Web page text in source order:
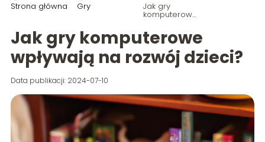
Strona główna Gry Jak gry
komputerowe
rozwój dzieci?
Jak gry komputerowe
wpływają na rozwój dzieci?
Data publikacji: 2024-07-10